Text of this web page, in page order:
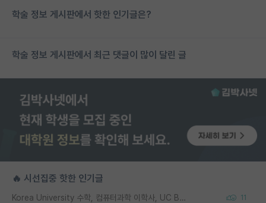
학술 정보 게시판에서 핫한 인기글은?
학술 정보 게시판에서 최근 댓글이 많이 달린 글
🔥 시선집중 핫한 인기글
Korea University 수학, 컴퓨터과학 이학사, UC Berkeley 산업공학 대학원 공학박사가 되는 것은 쉽지 않겠죠? 11